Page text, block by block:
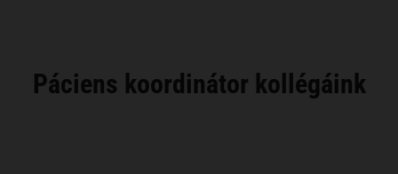
Páciens koordinátor kollégáink